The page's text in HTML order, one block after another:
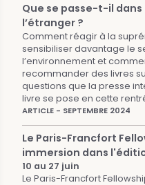
Que se passe-t-il
l’étranger ?
Comment réagir à la
sensibiliser davantage le
l’environnement et
recommander des livres
questions que la presse
livre se pose en cette
ARTICLE - SEPTEMBRE 2024
Le Paris-Francfort
immersion dans
10 au 27 juin
Le Paris-Francfort